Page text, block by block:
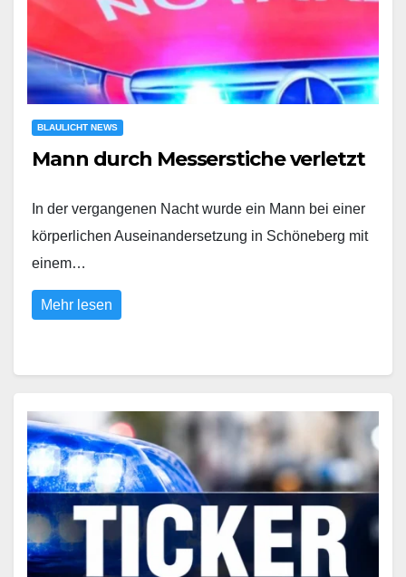
BLAULICHT NEWS
Mann durch Messerstiche verletzt
In der vergangenen Nacht wurde ein Mann bei einer
körperlichen Auseinandersetzung in Schöneberg mit
einem…
Mehr lesen